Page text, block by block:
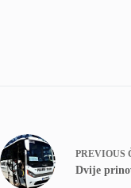
PREVIOUS
Dvije